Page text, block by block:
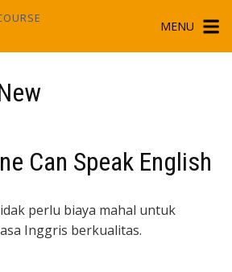
MENU
Can Speak English
perlu biaya mahal untuk
Inggris berkualitas.